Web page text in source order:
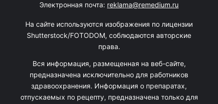
Электронная почта: reklama@remedium.ru
На сайте используются изображения по лицензии
Shutterstock/FOTODOM, соблюдаются авторские
права.
Вся информация, размещенная на веб-сайте,
предназначена исключительно для работников
здравоохранения. Информация о препаратах,
отпускаемых по рецепту, предназначена только для